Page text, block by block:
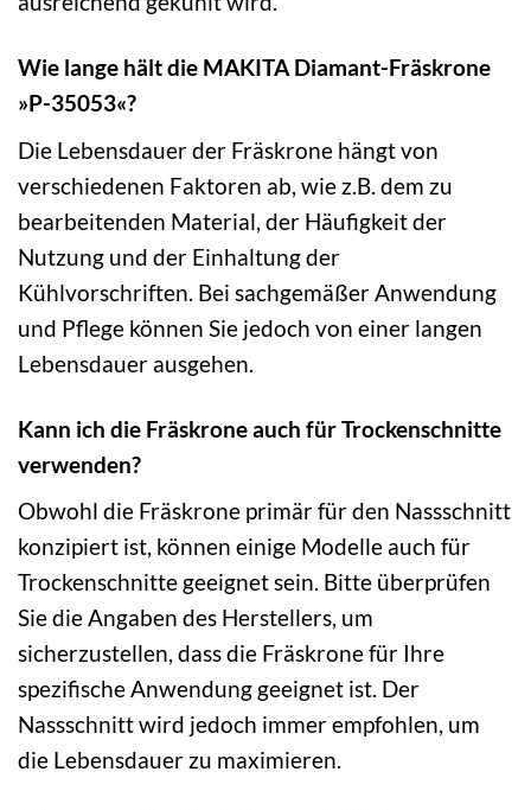
Wie lange hält die MAKITA Diamant-Fräskrone
»P-35053«?
Die Lebensdauer der Fräskrone hängt von
verschiedenen Faktoren ab, wie z.B. dem zu
bearbeitenden Material, der Häufigkeit der
Nutzung und der Einhaltung der
Kühlvorschriften. Bei sachgemäßer Anwendung
und Pflege können Sie jedoch von einer langen
Lebensdauer ausgehen.
Kann ich die Fräskrone auch für Trockenschnitte
verwenden?
Obwohl die Fräskrone primär für den Nassschnitt
konzipiert ist, können einige Modelle auch für
Trockenschnitte geeignet sein. Bitte überprüfen
Sie die Angaben des Herstellers, um
sicherzustellen, dass die Fräskrone für Ihre
spezifische Anwendung geeignet ist. Der
Nassschnitt wird jedoch immer empfohlen, um
die Lebensdauer zu maximieren.